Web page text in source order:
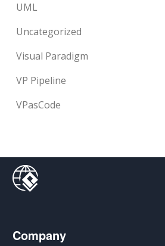
UML
Uncategorized
Visual Paradigm
VP Pipeline
VPasCode
Company